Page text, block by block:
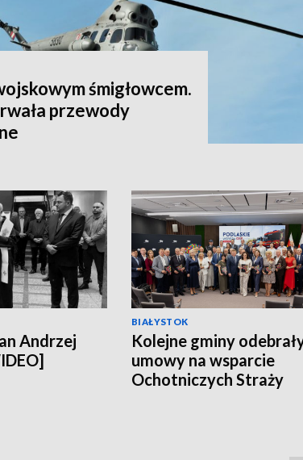
śmigłowcem.
przewody
Andrzej
BIAŁYSTOK
Kolejne gminy
umowy na wsparcie
Ochotniczych Straży